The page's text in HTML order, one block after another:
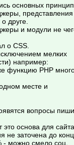
основных
друге.
и модули не
о CSS.
мелких
например:
функцию PHP
месте и
вопросы
это основа для
не заточена до
- можно смело соц.